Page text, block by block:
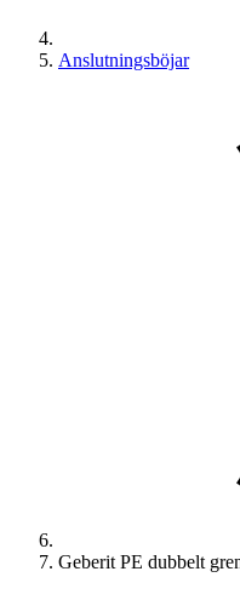
Anslutningsböjar
Geberit PE dubbelt